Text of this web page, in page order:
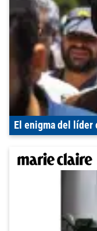
El enigma del líder